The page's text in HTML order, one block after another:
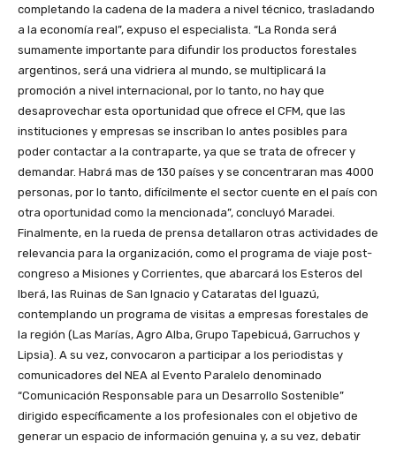
completando la cadena de la madera a nivel técnico, trasladando
a la economía real”, expuso el especialista. “La Ronda será
sumamente importante para difundir los productos forestales
argentinos, será una vidriera al mundo, se multiplicará la
promoción a nivel internacional, por lo tanto, no hay que
desaprovechar esta oportunidad que ofrece el CFM, que las
instituciones y empresas se inscriban lo antes posibles para
poder contactar a la contraparte, ya que se trata de ofrecer y
demandar. Habrá mas de 130 países y se concentraran mas 4000
personas, por lo tanto, difícilmente el sector cuente en el país con
otra oportunidad como la mencionada”, concluyó Maradei.
Finalmente, en la rueda de prensa detallaron otras actividades de
relevancia para la organización, como el programa de viaje post-
congreso a Misiones y Corrientes, que abarcará los Esteros del
Iberá, las Ruinas de San Ignacio y Cataratas del Iguazú,
contemplando un programa de visitas a empresas forestales de
la región (Las Marías, Agro Alba, Grupo Tapebicuá, Garruchos y
Lipsia). A su vez, convocaron a participar a los periodistas y
comunicadores del NEA al Evento Paralelo denominado
“Comunicación Responsable para un Desarrollo Sostenible”
dirigido específicamente a los profesionales con el objetivo de
generar un espacio de información genuina y, a su vez, debatir